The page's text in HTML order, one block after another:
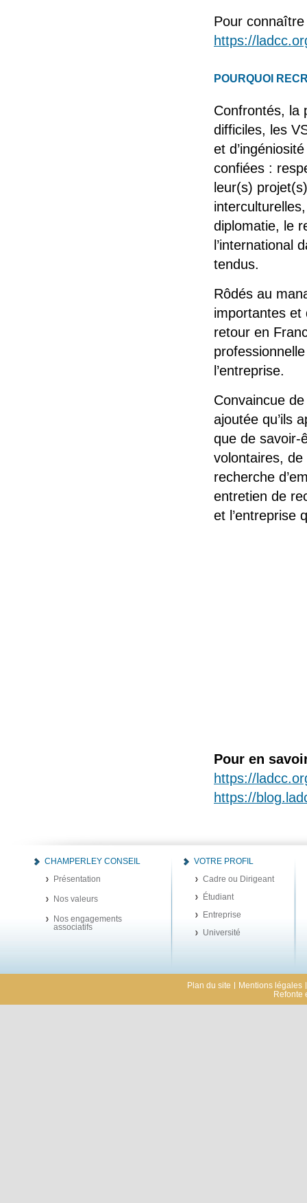
Pour
https://
POURQUOI
Confrontés, la
difficiles, les
et
confiées :
leur(s)
diplomatie, le
l’international
tendus.
Rôdés au
importantes et
retour en
l’entreprise.
Convaincue
ajoutée qu’ils
que de savoir-
volontaires,
recherche
entretien de
et l’entreprise
Pour en
https://
https://
CHAMPERLEY CONSEIL
Présentation
Nos valeurs
Nos engagements
associatifs
VOTRE PROFIL
Cadre ou Dirigeant
Étudiant
Entreprise
Université
Plan du site
Mentions légales
Refonte